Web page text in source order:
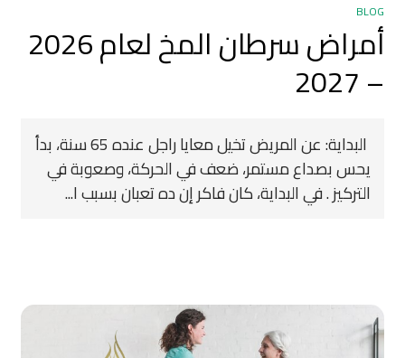
BLOG
أمراض سرطان المخ لعام 2026
– 2027
‍ البداية: عن المريض تخيل معايا راجل عنده 65 سنة، بدأ
يحس بصداع مستمر، ضعف في الحركة، وصعوبة في
التركيز . في البداية، كان فاكر إن ده تعبان بسبب ا...